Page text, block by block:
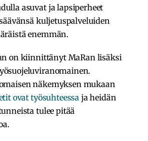
asuvat ja lapsiperheet
kuljetuspalveluiden
enemmän.
on kiinnittänyt MaRan lisäksi
näkemyksen mukaan
ovat työsuhteessa ja heidän
tulee pitää